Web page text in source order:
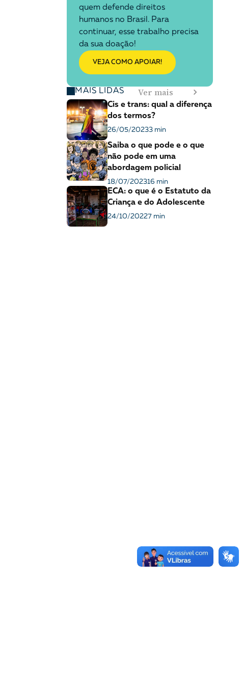
quem defende direitos
humanos no Brasil. Para
continuar, esse trabalho precisa
da sua doação!
VEJA COMO APOIAR!
MAIS LIDAS Ver mais
Cis e trans: qual a diferença
dos termos?
26/05/20233 min
Saiba o que pode e o que
não pode em uma
abordagem policial
18/07/202316 min
ECA: o que é o Estatuto da
Criança e do Adolescente
24/10/20227 min